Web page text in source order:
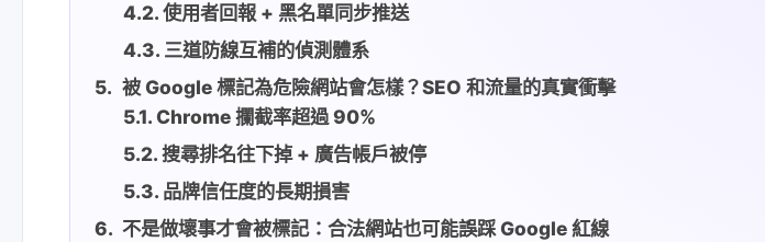
使用者回報 + 黑名單同步推送
三道防線互補的偵測體系
被 Google 標記為危險網站會怎樣？SEO 和流量的真實衝擊
Chrome 攔截率超過 90%
搜尋排名往下掉 + 廣告帳戶被停
品牌信任度的長期損害
不是做壞事才會被標記：合法網站也可能誤踩 Google 紅線